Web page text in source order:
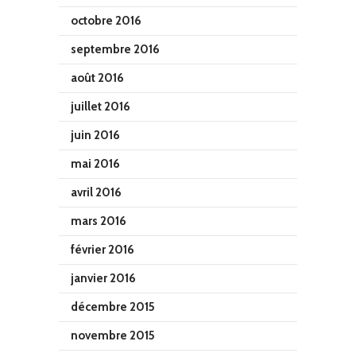
octobre 2016
septembre 2016
août 2016
juillet 2016
juin 2016
mai 2016
avril 2016
mars 2016
février 2016
janvier 2016
décembre 2015
novembre 2015